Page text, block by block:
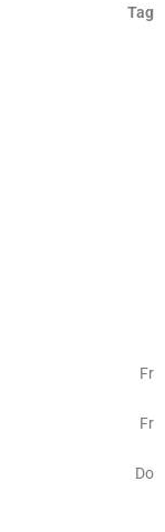
Tag
Fr
Fr
Do